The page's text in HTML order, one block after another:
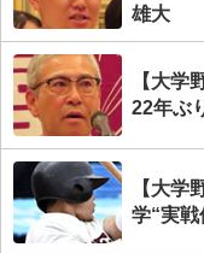
雄大
【大
22年ぶ
【大学
学“実